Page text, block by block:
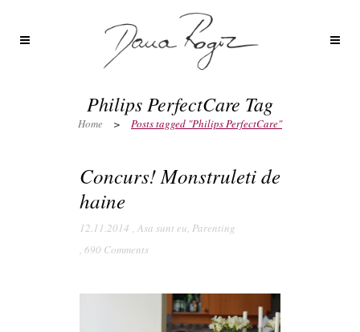
Philips PerfectCare Tag
Home > Posts tagged "Philips PerfectCare"
Concurs! Monstruleti de
haine
12.11.2014 , Asa sunt eu, Parenting
, 690 Comments